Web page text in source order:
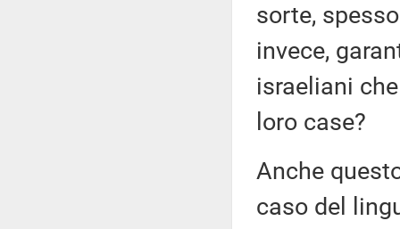
sorte,
invece,
israeliani
loro case?
Anche
caso del